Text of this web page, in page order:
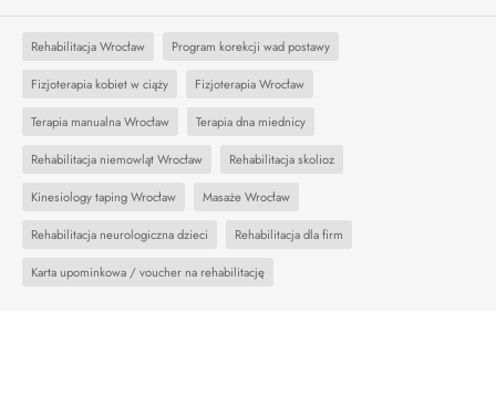
Rehabilitacja Wrocław Program korekcji wad postawy
Fizjoterapia kobiet w ciąży Fizjoterapia Wrocław
Terapia manualna Wrocław Terapia dna miednicy
Rehabilitacja niemowląt Wrocław Rehabilitacja skolioz
Kinesiology taping Wrocław Masaże Wrocław
Rehabilitacja neurologiczna dzieci Rehabilitacja dla firm
Karta upominkowa / voucher na rehabilitację